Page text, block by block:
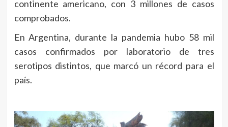
continente americano, con 3 millones de casos
comprobados.
En Argentina, durante la pandemia hubo 58 mil
casos confirmados por laboratorio de tres
serotipos distintos, que marcó un récord para el
país.